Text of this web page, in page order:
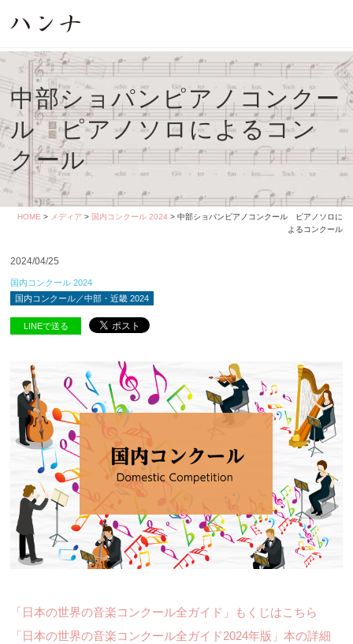
中部ショパンピアノコンクー
ル ピアノソロによるコン
クール
HOME > メディア > 国内コンクール 2024 > 中部ショパンピアノコンクール ピアノソロに
よるコンクール
2024/04/25
国内コンクール 2024
国内コンクール／中部・近畿 2024
LINEで送る
「日本の世界の音楽コンクール全ガイド」もくじはこちら
「日本の世界の音楽コンクール全ガイド2024年版」本の詳細